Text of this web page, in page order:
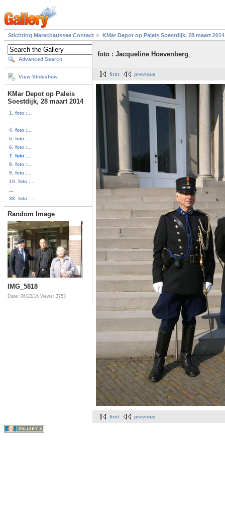
Stichting Marechaussee Contact KMar Depot op Paleis Soestdijk, 28 maart 2014
Advanced Search
View Slideshow
KMar Depot op Paleis
Soestdijk, 28 maart 2014
1. foto :...
4. foto :...
5. foto :...
6. foto :...
7. foto :...
8. foto :...
9. foto :...
10. foto :...
38. foto :...
Random Image
IMG_5818
Date: 06/23/16 Views: 3753
foto : Jacqueline Hoevenberg
first previous
first previous